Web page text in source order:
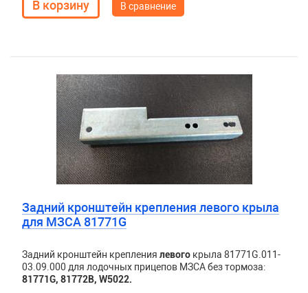
В сравнение
Задний кронштейн крепления левого крыла
для МЗСА 81771G
Задний кронштейн крепления левогокрыла 81771G.011-
03.09.000 для лодочных прицепов МЗСА без тормоза:
81771G, 81772B, W5022.